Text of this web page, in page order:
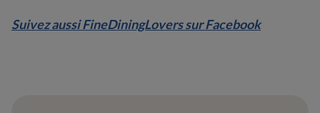
Suivez aussi FineDiningLovers sur Facebook